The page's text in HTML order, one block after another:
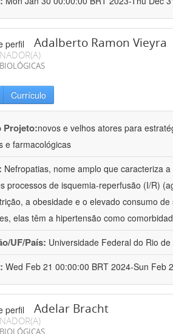
Adalberto Ramon Vieyra
Currículo
Projeto:novos e velhos atores para
e farmacológicas
Nefropatias, nome amplo que caracteriza
processos de isquemia-reperfusão (I/R)
a obesidade e o elevado consumo
elas têm a hipertensão como
UF/País: Universidade Federal do Rio
Wed Feb 21 00:00:00 BRT 2024-Sun Feb
Adelar Bracht